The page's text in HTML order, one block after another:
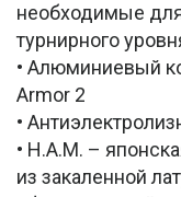
необходимые
турнирного
• Алюминиевый
Armor 2
•
• H.A.M. –
из закаленной